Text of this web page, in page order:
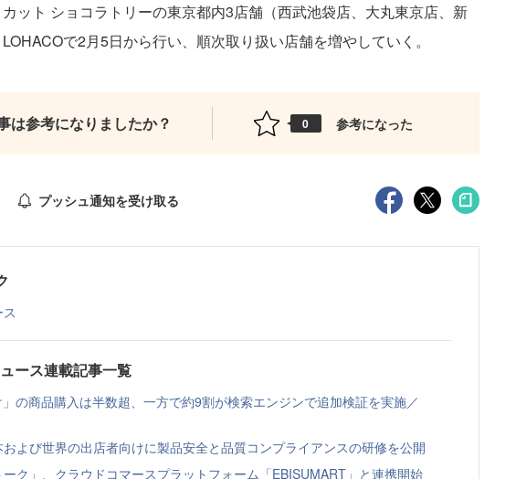
ット ショコラトリーの東京都内3店舗（西武池袋店、大丸東京店、新
で2月5日から行い、順次取り扱い店舗を増やしていく。
は参考になりましたか？ 0 参考になった
プッシュ通知を受け取る
ース連載記事一覧
」の商品購入は半数超、一方で約9割が検索エンジンで追加検証を実施／
よび世界の出店者向けに製品安全と品質コンプライアンスの研修を公開
ーク」、クラウドコマースプラットフォーム「EBISUMART」と連携開始